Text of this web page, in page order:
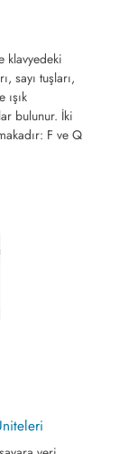
klavyedeki
sayı tuşları,
ışık
bulunur. İki
F ve Q